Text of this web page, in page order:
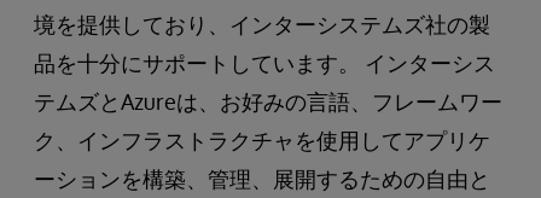
境を提供しており、インターシステムズ社の製
品を十分にサポートしています。 インターシス
テムズとAzureは、お好みの言語、フレームワー
ク、インフラストラクチャを使用してアプリケ
ーションを構築、管理、展開するための自由と